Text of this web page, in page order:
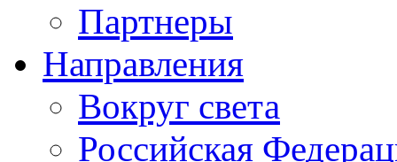
Партнеры
Направления
Вокруг света
Российская